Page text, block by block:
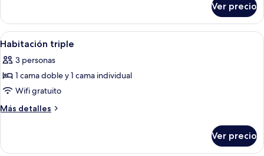
cama
matrimonial
o
2
individuales
con
cama
o
2
Ver precio
Abrir
todas
las
fotos
de
Habitación
Cunas gratuitas, wifi gratis y ropa de
5
Habitación triple
3 personas
1 cama doble y 1 cama individual
Wifi gratuito
Más detalles
Más
triple
Ver precio